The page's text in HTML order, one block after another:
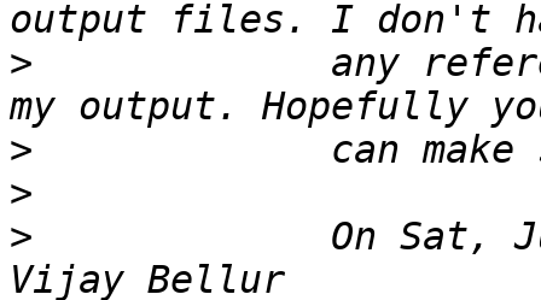
> any reference
>
>
> On Sat, Jun 10,